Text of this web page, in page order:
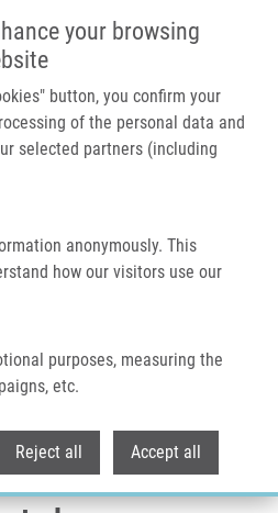
your browsing
button, you confirm your
of the personal data and
selected partners (including
anonymously. This
how our visitors use our
purposes, measuring the
etc.
Reject all Accept all
For HPV Testing In Cervical Cancer
sampling kits for
cancer